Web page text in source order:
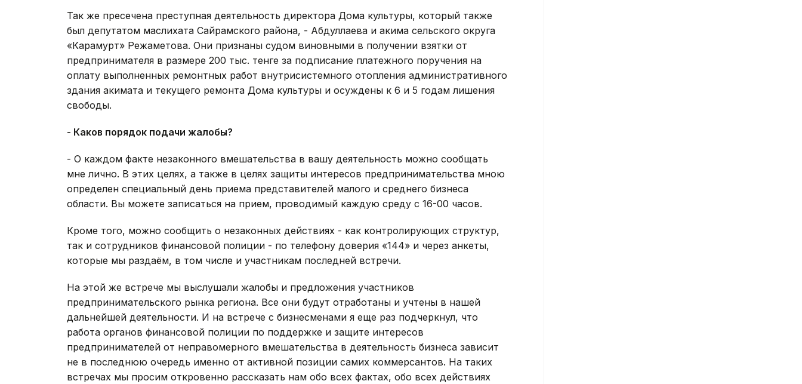
Так же пресечена преступная деятельность директора Дома культуры, который также
был депутатом маслихата Сайрамского района, - Абдуллаева и акима сельского округа
«Карамурт» Режаметова. Они признаны судом виновными в получении взятки от
предпринимателя в размере 200 тыс. тенге за подписание платежного поручения на
оплату выполненных ремонтных работ внутрисистемного отопления административного
здания акимата и текущего ремонта Дома культуры и осуждены к 6 и 5 годам лишения
свободы.
- Каков порядок подачи жалобы?
- О каждом факте незаконного вмешательства в вашу деятельность можно сообщать
мне лично. В этих целях, а также в целях защиты интересов предпринимательства мною
определен специальный день приема представителей малого и среднего бизнеса
области. Вы можете записаться на прием, проводимый каждую среду с 16-00 часов.
Кроме того, можно сообщить о незаконных действиях - как контролирующих структур,
так и сотрудников финансовой полиции - по телефону доверия «144» и через анкеты,
которые мы раздаём, в том числе и участникам последней встречи.
На этой же встрече мы выслушали жалобы и предложения участников
предпринимательского рынка региона. Все они будут отработаны и учтены в нашей
дальнейшей деятельности. И на встрече с бизнесменами я еще раз подчеркнул, что
работа органов финансовой полиции по поддержке и защите интересов
предпринимателей от неправомерного вмешательства в деятельность бизнеса зависит
не в последнюю очередь именно от активной позиции самих коммерсантов. На таких
встречах мы просим откровенно рассказать нам обо всех фактах, обо всех действиях